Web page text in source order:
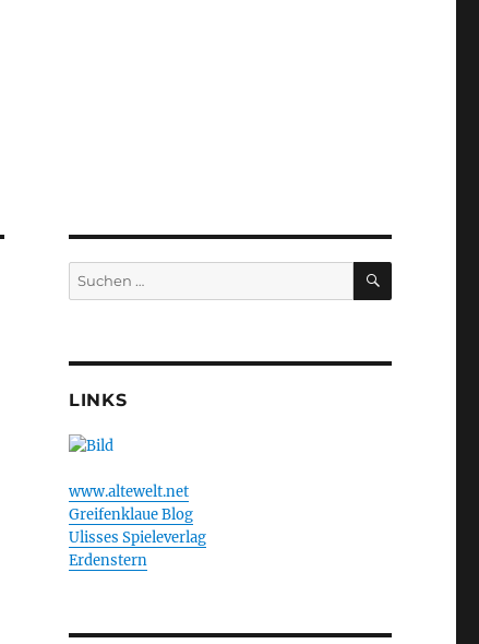
Suchen
nach:
SUCHEN
LINKS
www.altewelt.net
Greifenklaue Blog
Ulisses Spieleverlag
Erdenstern